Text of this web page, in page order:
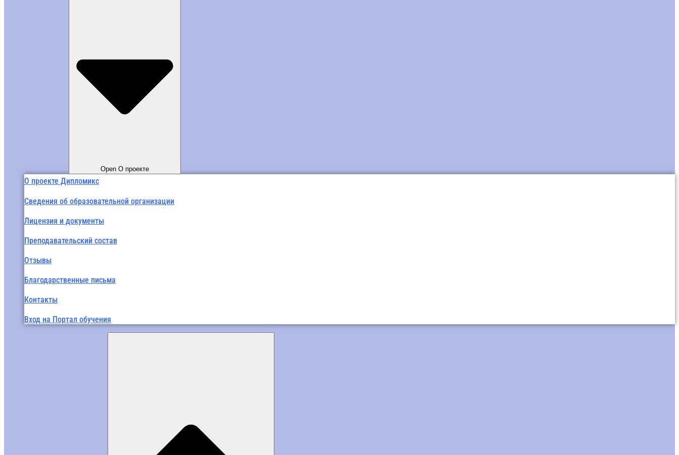
Open О проекте
О проекте Дипломикс
Сведения об образовательной организации
Лицензия и документы
Преподавательский состав
Отзывы
Благодарственные письма
Контакты
Вход на Портал обучения